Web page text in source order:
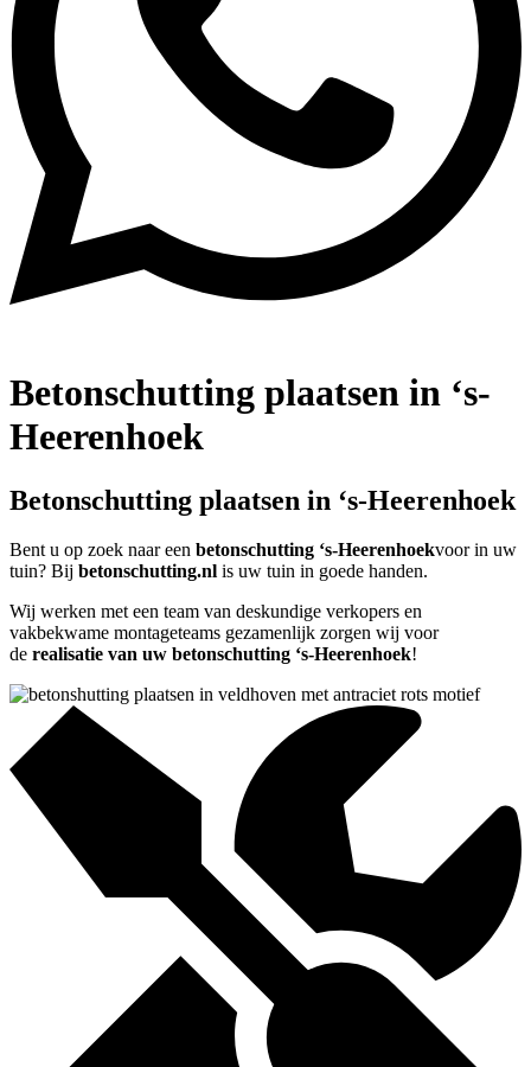
Betonschutting plaatsen in ‘s-
Heerenhoek
Betonschutting plaatsen in ‘s-Heerenhoek
Bent u op zoek naar een betonschutting ‘s-Heerenhoekvoor in uw
tuin? Bij betonschutting.nl is uw tuin in goede handen.
Wij werken met een team van deskundige verkopers en
vakbekwame montageteams gezamenlijk zorgen wij voor
de realisatie van uw betonschutting ‘s-Heerenhoek!